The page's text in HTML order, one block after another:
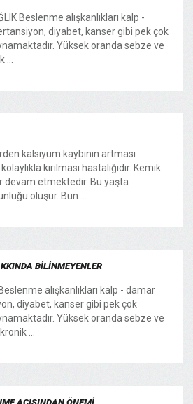
Beslenme alışkanlıkları kalp -
diyabet, kanser gibi pek çok
Yüksek oranda sebze ve
kalsiyum kaybının artması
kırılması hastalığıdır. Kemik
devam etmektedir. Bu yaşta
oluşur. Bun ...
BİLİNMEYENLER
alışkanlıkları kalp - damar
diyabet, kanser gibi pek çok
Yüksek oranda sebze ve
...